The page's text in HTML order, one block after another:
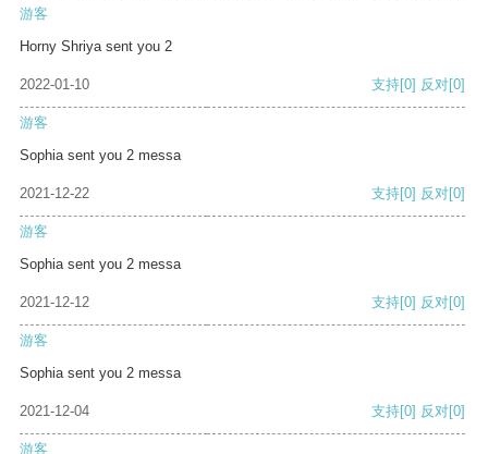
游客
Horny Shriya sent you 2
2022-01-10 支持[0] 反对[0]
游客
Sophia sent you 2 messa
2021-12-22 支持[0] 反对[0]
游客
Sophia sent you 2 messa
2021-12-12 支持[0] 反对[0]
游客
Sophia sent you 2 messa
2021-12-04 支持[0] 反对[0]
游客